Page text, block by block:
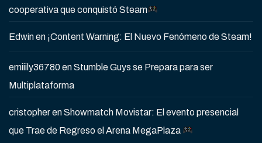
cooperativa que conquistó Steam
Edwinen ¡Content Warning: El Nuevo Fenómeno de Steam!
emiiily36780enStumble Guys se Prepara para ser
Multiplataforma
cristopherenShowmatch Movistar: El evento presencial
que Trae de Regreso el Arena MegaPlaza